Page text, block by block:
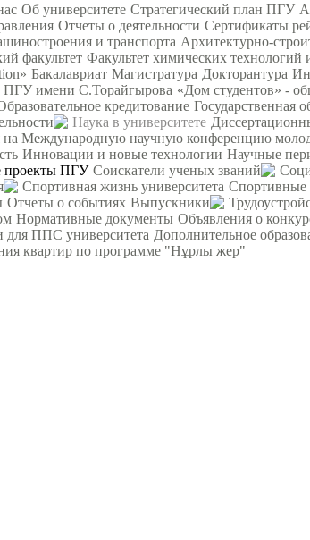
Об университете Стратегический план ПГУ
Отчеты о деятельности Сертификаты
и транспорта Архитектурно-
факультет Факультет химических технологий
Бакалавриат Магистратура Докторантура
ПГУ имени С.Торайгырова «Дом студентов» -
кредитование Государственная
Наука в университете
на Международную научную конференцию
Инновации и новые технологии Научные
проекты ПГУ Соискатели ученых званий
Спортивная жизнь университета Спортивные
Отчеты о событиях Выпускники
Нормативные документы Объявления о
ППС университета Дополнительное
квартир по программе "Нұрлы жер"